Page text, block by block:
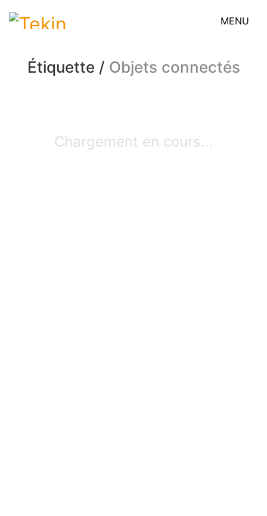
MENU
Étiquette / Objets connectés
Chargement en cours…